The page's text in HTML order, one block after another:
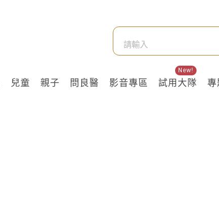
兒童 親子 問良醫 影音專區 試用大隊
New!
專